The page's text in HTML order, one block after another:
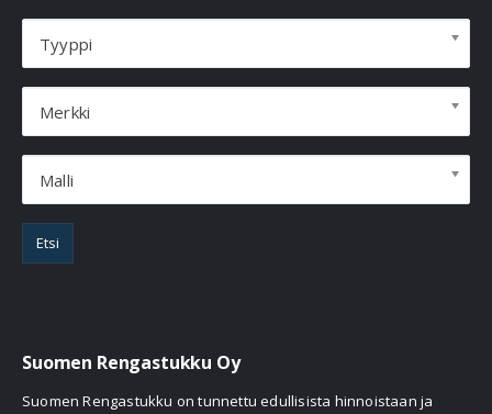
Tyyppi
Merkki
Malli
Etsi
Suomen Rengastukku Oy
Suomen Rengastukku on tunnettu edullisista hinnoistaan ja